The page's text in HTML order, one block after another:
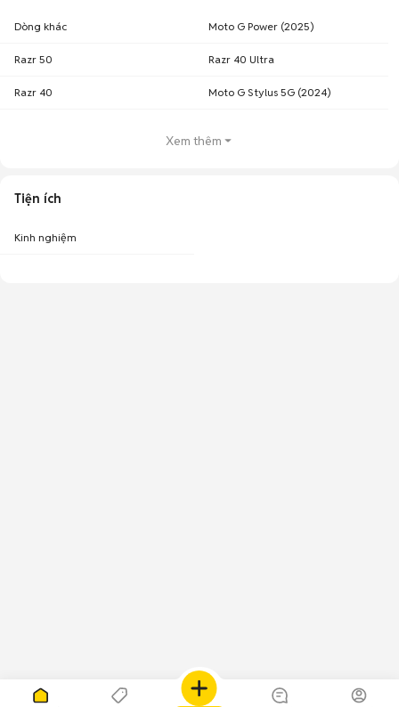
Dòng khác Moto G Power (2025)
Razr 50 Razr 40 Ultra
Razr 40 Moto G Stylus 5G (2024)
Xem thêm
Tiện ích
Kinh nghiệm